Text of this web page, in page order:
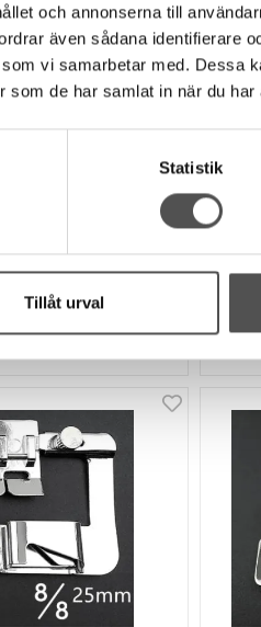
och annonserna till
även sådana identifierare
vi samarbetar med. Dessa
de har samlat in när du
Statistik
Tillåt urval
och passpoal
de flesta Singer
85